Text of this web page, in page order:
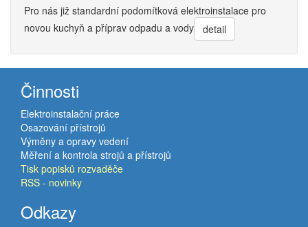
Pro nás již standardní podomítková elektroinstalace pro
novou kuchyň a příprav odpadu a vody
detail
Činnosti
Elektroinstalační práce
Osazování přístrojů
Výměny a opravy vedení
Měření a kontrola strojů a přístrojů
Tisk popisků rozvaděče
RSS - novinky
Odkazy